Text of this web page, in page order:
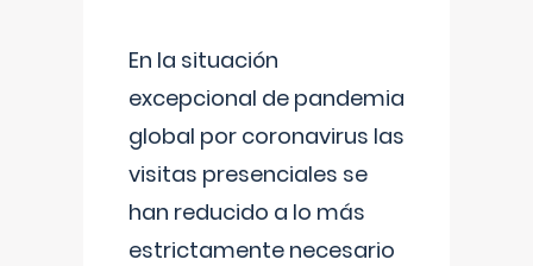
En la situación
excepcional de pandemia
global por coronavirus las
visitas presenciales se
han reducido a lo más
estrictamente necesario